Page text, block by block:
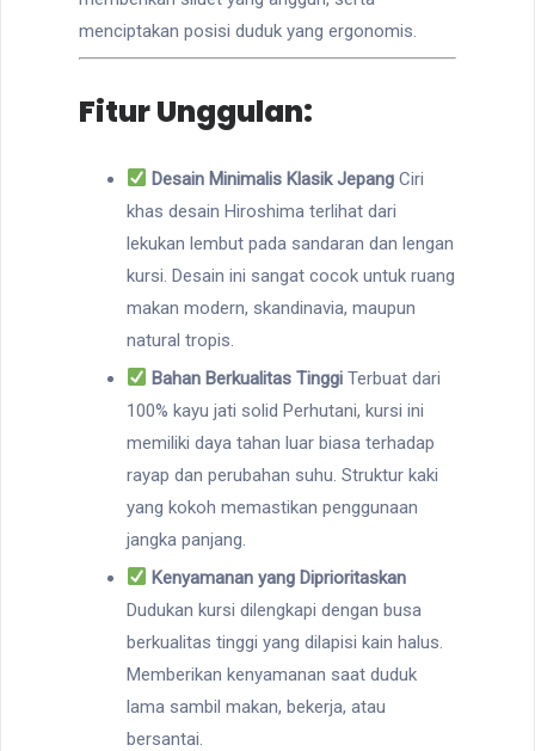
menciptakan posisi duduk yang ergonomis.
Fitur Unggulan:
Desain Minimalis Klasik Jepang Ciri
khas desain Hiroshima terlihat dari
lekukan lembut pada sandaran dan lengan
kursi. Desain ini sangat cocok untuk ruang
makan modern, skandinavia, maupun
natural tropis.
Bahan Berkualitas Tinggi Terbuat dari
100% kayu jati solid Perhutani, kursi ini
memiliki daya tahan luar biasa terhadap
rayap dan perubahan suhu. Struktur kaki
yang kokoh memastikan penggunaan
jangka panjang.
Kenyamanan yang Diprioritaskan
Dudukan kursi dilengkapi dengan busa
berkualitas tinggi yang dilapisi kain halus.
Memberikan kenyamanan saat duduk
lama sambil makan, bekerja, atau
bersantai.